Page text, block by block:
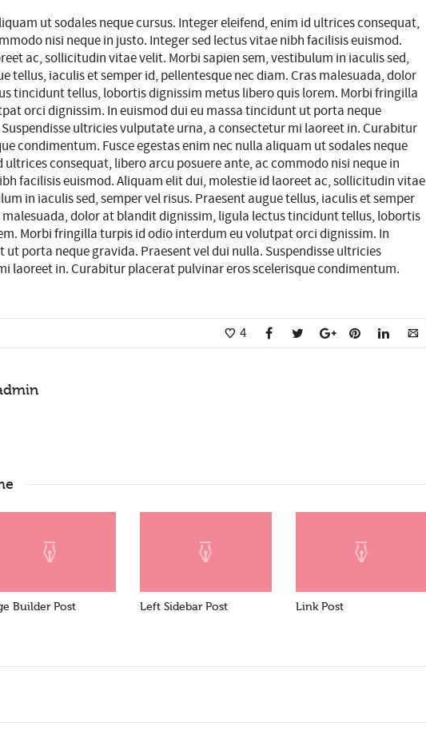
ut sodales neque cursus. Integer eleifend, enim id ultrices consequat,
nisi neque in justo. Integer sed lectus vitae nibh facilisis euismod.
ac, sollicitudin vitae velit. Morbi sapien sem, vestibulum in iaculis sed,
tellus, iaculis et semper id, pellentesque nec diam. Cras malesuada, dolor
tincidunt tellus, lobortis dignissim metus libero quis lorem. Morbi fringilla
orci dignissim. In euismod dui eu massa tincidunt ut porta neque
ultricies vulputate urna, a consectetur mi laoreet in. Curabitur
condimentum. Fusce egestas enim nec nulla aliquam ut sodales neque
ultrices consequat, libero arcu posuere ante, ac commodo nisi neque in
facilisis euismod. Aliquam elit dui, molestie id laoreet ac, sollicitudin vitae
in iaculis sed, semper vel risus. Praesent augue tellus, iaculis et semper
malesuada, dolor at blandit dignissim, ligula lectus tincidunt tellus, lobortis
Morbi fringilla turpis id odio interdum eu volutpat orci dignissim. In
porta neque gravida. Praesent vel dui nulla. Suspendisse ultricies
laoreet in. Curabitur placerat pulvinar eros scelerisque condimentum.
4
Builder Post Left Sidebar Post Link Post